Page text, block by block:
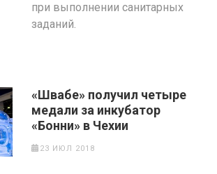
при выполнении санитарных
заданий.
«Швабе» получил четыре
медали за инкубатор
«Бонни» в Чехии
23 ИЮЛ 2018